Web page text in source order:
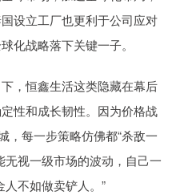
设立工厂也更利于公司应对
化战略落下关键一子。
，恒鑫生活这类隐藏在幕后
性和成长韧性。因为价格战
，每一步策略仿佛都“杀敌一
视一级市场的波动，自己一
人不如做卖铲人。”